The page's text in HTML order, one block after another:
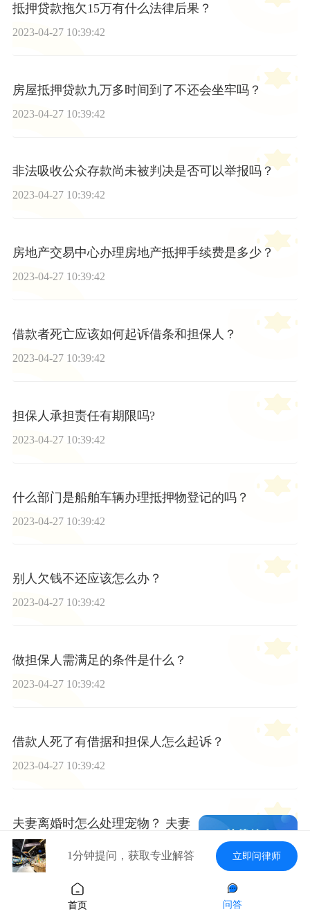
抵押贷款拖欠15万有什么法律后果？
2023-04-27 10:39:42
房屋抵押贷款九万多时间到了不还会坐牢吗？
2023-04-27 10:39:42
非法吸收公众存款尚未被判决是否可以举报吗？
2023-04-27 10:39:42
房地产交易中心办理房地产抵押手续费是多少？
2023-04-27 10:39:42
借款者死亡应该如何起诉借条和担保人？
2023-04-27 10:39:42
担保人承担责任有期限吗?
2023-04-27 10:39:42
什么部门是船舶车辆办理抵押物登记的吗？
2023-04-27 10:39:42
别人欠钱不还应该怎么办？
2023-04-27 10:39:42
做担保人需满足的条件是什么？
2023-04-27 10:39:42
借款人死了有借据和担保人怎么起诉？
2023-04-27 10:39:42
夫妻离婚时怎么处理宠物？ 夫妻
离婚时房产分割标准有哪些？
2023-04-27 10:39:42
1分钟提问，获取专业解答 立即问律师
首页 问答